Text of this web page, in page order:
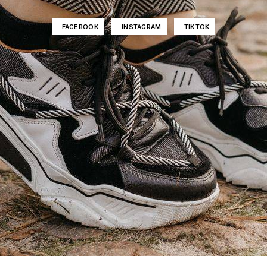
FACEBOOK INSTAGRAM TIKTOK